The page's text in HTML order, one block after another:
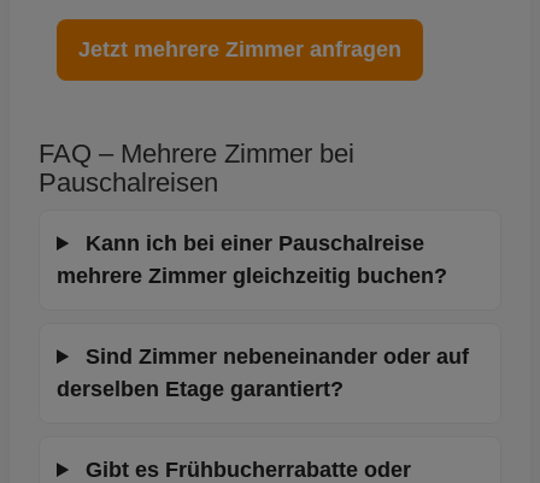
Jetzt mehrere Zimmer anfragen
FAQ – Mehrere Zimmer bei
Pauschalreisen
Kann ich bei einer Pauschalreise
mehrere Zimmer gleichzeitig buchen?
Sind Zimmer nebeneinander oder auf
derselben Etage garantiert?
Gibt es Frühbucherrabatte oder